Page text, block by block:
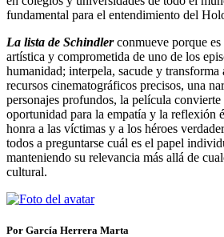
fundamental para el entendimiento del
La lista de Schindlerconmueve porque es
artística y comprometida de uno de los
humanidad; interpela, sacude y transforma
recursos cinematográficos precisos, una
personajes profundos, la película
oportunidad para la empatía y la reflexión
honra a las víctimas y a los héroes
todos a preguntarse cuál es el papel
manteniendo su relevancia más allá de
cultural.
Por García Herrera Marta